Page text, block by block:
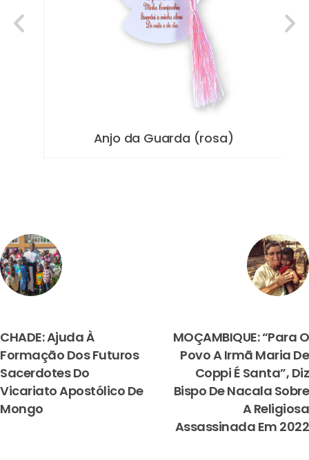
Anjo da Guarda (rosa)
CHADE: Ajuda À
Formação Dos Futuros
Sacerdotes Do
Vicariato Apostólico De
Mongo
MOÇAMBIQUE: “Para O
Povo A Irmã Maria De
Coppi É Santa”, Diz
Bispo De Nacala Sobre
A Religiosa
Assassinada Em 2022